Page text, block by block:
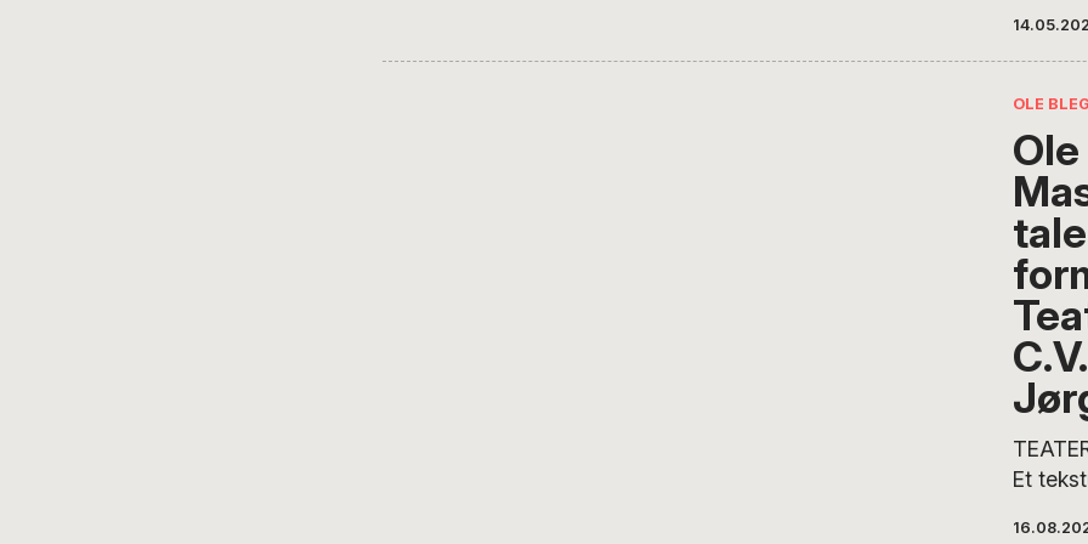
Teater
tempo
ideer,
ind i
over,
Teater
unge,
sætter…
OLE
C.V.
Et